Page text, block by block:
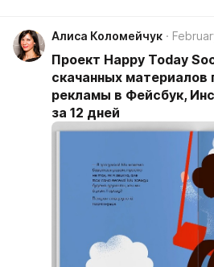
Алиса Коломейчук
Проект Happy Today
скачанных материалов
рекламы в Фейсбук,
за 12 дней